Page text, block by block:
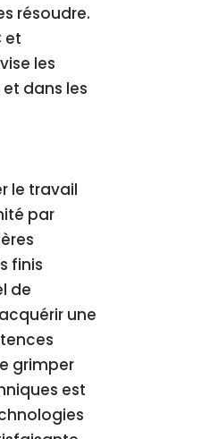
résoudre.
et
les
dans les
le travail
par
finis
de
une
grimper
est